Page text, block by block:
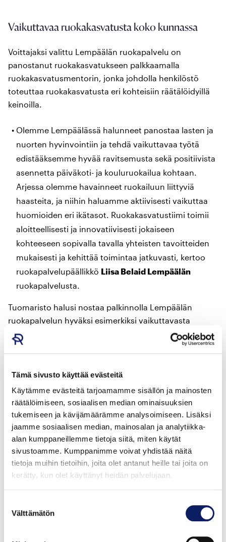
Tämä sivusto käyttää evästeitä
Käytämme evästeitä tarjoamamme sisällön ja mainosten
räätälöimiseen, sosiaalisen median ominaisuuksien
tukemiseen ja kävijämäärämme analysoimiseen. Lisäksi
jaamme sosiaalisen median, mainosalan ja analytiikka-
alan kumppaneillemme tietoja siitä, miten käytät
sivustoamme. Kumppanimme voivat yhdistää näitä
tietoja muihin tietoihin, joita olet antanut heille tai joita on
kerätty, kun olet käyttänyt heidän palvelujaan.
valinta
Välttämätön
Vaikuttavaa ruokakasvatusta koko kunnassa
Voittajaksi valittu Lempäälän ruokapalvelu on
panostanut ruokakasvatukseen palkkaamalla
ruokakasvatusmentorin, jonka johdolla henkilöstö
toteuttaa ruokakasvatusta eri kohteisiin räätälöidyillä
keinoilla.
Olemme Lempäälässä halunneet panostaa lasten ja
nuorten hyvinvointiin ja tehdä vaikuttavaa työtä
edistääksemme hyvää ravitsemusta sekä positiivista
asennetta päiväkoti- ja kouluruokailua kohtaan.
Arjessa olemme havainneet ruokailuun liittyviä
haasteita, ja niihin haluamme aktiivisesti vaikuttaa
huomioiden eri ikätasot. Ruokakasvatustiimi toimii
aloitteellisesti ja innovatiivisesti jokaiseen
kohteeseen sopivalla tavalla yhteisten tavoitteiden
mukaisesti ja kehittää toimintaa jatkuvasti, kertoo
ruokapalvelupäällikkö Liisa Belaid Lempäälän
ruokapalvelusta.
Tuomaristo halusi nostaa palkinnolla Lempäälän
ruokapalvelun hyväksi esimerkiksi vaikuttavasta
ruokakasvatustyöstä, joka on uutta toimintakulttuuria
luovaa ja systemaattista koko kunnan tasolla.
poikkihallinnolliseen yhteistyöhön ravitsemis-, opetus-
ja kasvatushenkilöstön kesken sekä lasten ja nuorten
osallistamiseen ja positiiviseen ruokapuheeseen.
Ruokakasvatusta ja yhteistyötä suurella
sydämellä
Espoo Cateringissa toimivalle palveluvastaava
Lukuisat kollegoiden kommentit ehdotuksissa kertovat
arvostuksesta, jota muu henkilöstö ja oppilaat kokevat